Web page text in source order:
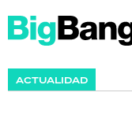
ACTUALIDAD
SHOW